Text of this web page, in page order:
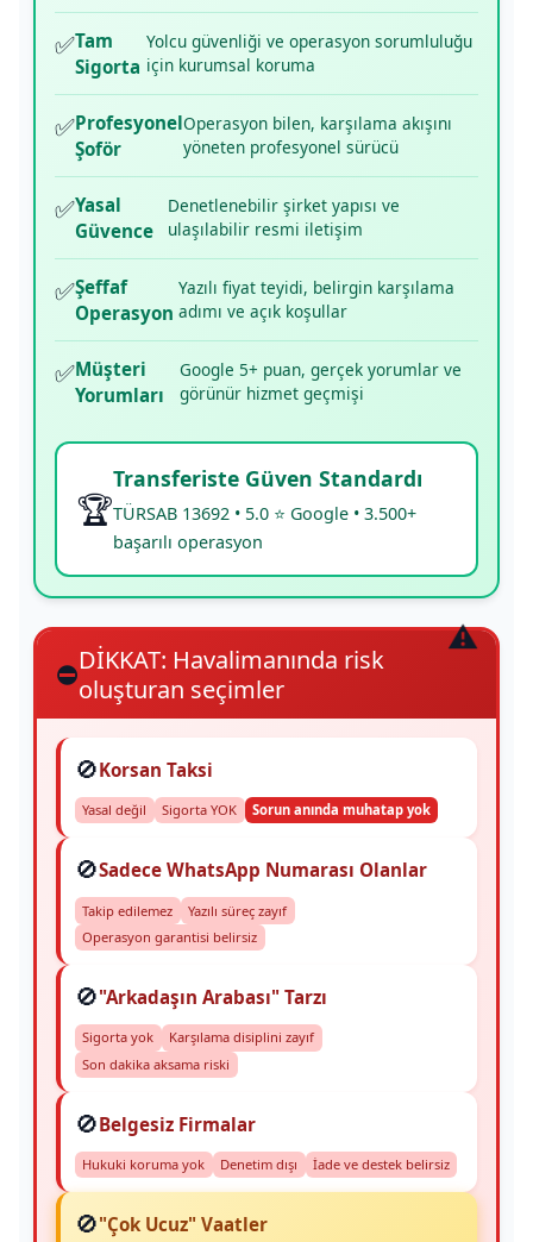
✅Tam
Sigorta
Yolcu güvenliği ve operasyon sorumluluğu
için kurumsal koruma
✅Profesyonel
Şoför
Operasyon bilen, karşılama akışını
yöneten profesyonel sürücü
✅Yasal
Güvence
Denetlenebilir şirket yapısı ve
ulaşılabilir resmi iletişim
✅Şeffaf
Operasyon
Yazılı fiyat teyidi, belirgin karşılama
adımı ve açık koşullar
✅Müşteri
Yorumları
Google 5+ puan, gerçek yorumlar ve
görünür hizmet geçmişi
🏆
Transferiste Güven Standardı
TÜRSAB 13692 • 5.0 ⭐ Google • 3.500+
başarılı operasyon
⛔DİKKAT: Havalimanında risk
oluşturan seçimler
🚫Korsan Taksi
Yasal değil Sigorta YOK Sorun anında muhatap yok
🚫Sadece WhatsApp Numarası Olanlar
Takip edilemez
Yazılı süreç zayıf
Operasyon garantisi belirsiz
🚫"Arkadaşın Arabası" Tarzı
Sigorta yok
Karşılama disiplini zayıf
Son dakika aksama riski
🚫Belgesiz Firmalar
Hukuki koruma yok Denetim dışı İade ve destek belirsiz
🚫"Çok Ucuz" Vaatler